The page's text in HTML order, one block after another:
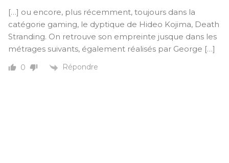
[…] ou encore, plus récemment, toujours dans la
catégorie gaming, le dyptique de Hideo Kojima, Death
Stranding. On retrouve son empreinte jusque dans les
métrages suivants, également réalisés par George […]
0 Répondre